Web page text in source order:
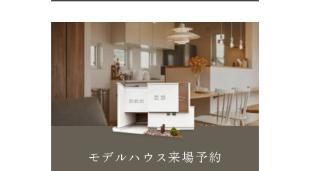
モデルハウス来場予約